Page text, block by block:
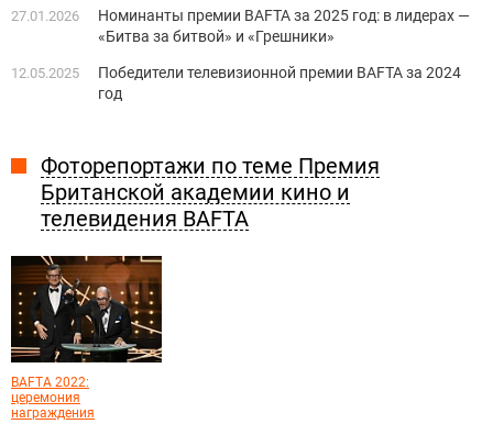
27.01.2026
Номинанты премии BAFTA за 2025 год: в лидерах —
«Битва за битвой» и «Грешники»
12.05.2025
Победители телевизионной премии BAFTA за 2024
год
Фоторепортажи по теме Премия
Британской академии кино и
телевидения BAFTA
BAFTA 2022:
церемония
награждения